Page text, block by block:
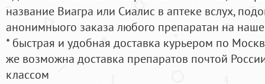
название Виагра или Сиалис в аптеке вслух,
анонимныого заказа любого препаратан на
* быстрая и удобная доставка курьером по
же возможна доставка препаратов почтой
классом